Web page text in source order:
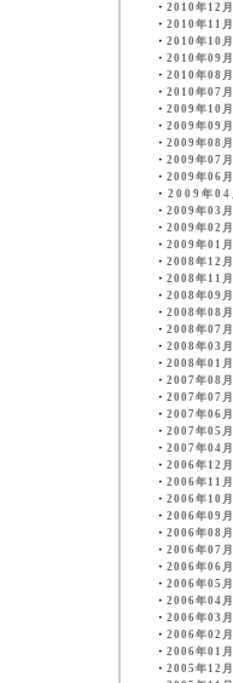
・ 2010年12
・ 2010年11
・ 2010年10
・ 2010年09
・ 2010年08
・ 2010年07
・ 2009年10
・ 2009年09
・ 2009年08
・ 2009年07
・ 2009年06
・ 2009年04
・ 2009年03
・ 2009年02
・ 2009年01
・ 2008年12
・ 2008年11
・ 2008年09
・ 2008年08
・ 2008年07
・ 2008年03
・ 2008年01
・ 2007年08
・ 2007年07
・ 2007年06
・ 2007年05
・ 2007年04
・ 2006年12
・ 2006年11
・ 2006年10
・ 2006年09
・ 2006年08
・ 2006年07
・ 2006年06
・ 2006年05
・ 2006年04
・ 2006年03
・ 2006年02
・ 2006年01
・ 2005年12